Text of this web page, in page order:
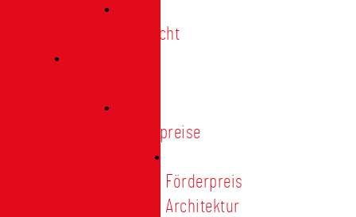
Übersicht
Förderpreise
Förderpreis
Architektur